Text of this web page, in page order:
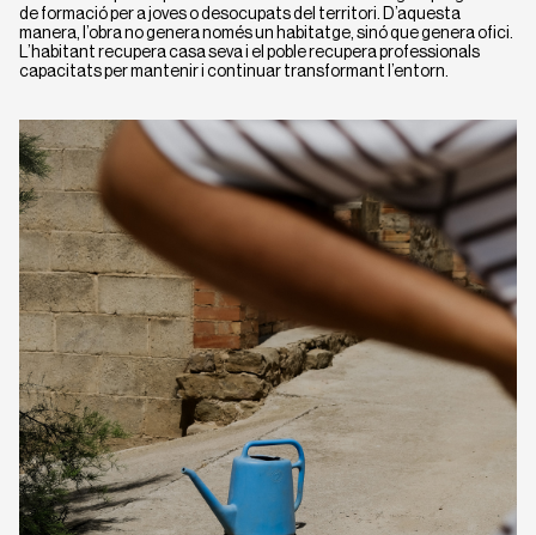
de formació per a joves o desocupats del territori. D’aquesta
manera, l’obra no genera només un habitatge, sinó que genera ofici.
L’habitant recupera casa seva i el poble recupera professionals
capacitats per mantenir i continuar transformant l’entorn.